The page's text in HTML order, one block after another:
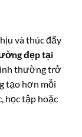
và thúc đẩy
đẹp tại
thường trở
tạo hơn mỗi
học tập hoặc